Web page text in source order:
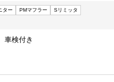
ター PMマフラー Sリミッタ
検付き